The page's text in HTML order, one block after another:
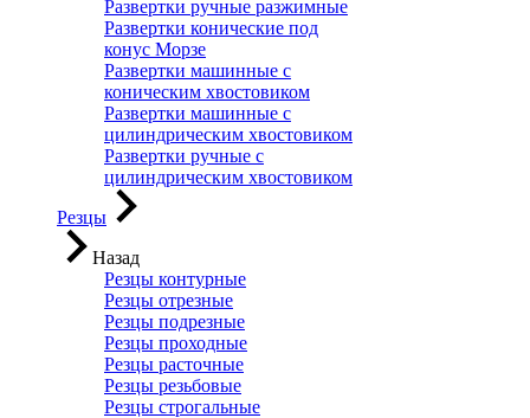
Развертки ручные разжимные
Развертки конические под
конус Морзе
Развертки машинные с
коническим хвостовиком
Развертки машинные с
цилиндрическим хвостовиком
Развертки ручные с
цилиндрическим хвостовиком
Резцы
Назад
Резцы контурные
Резцы отрезные
Резцы подрезные
Резцы проходные
Резцы расточные
Резцы резьбовые
Резцы строгальные